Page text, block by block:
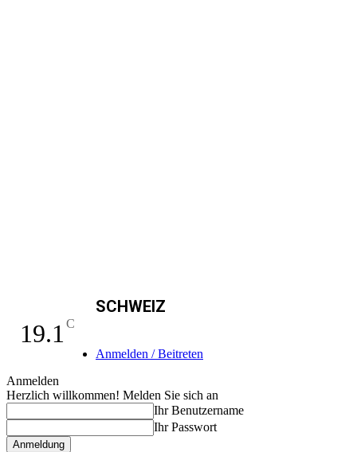
19.1 C
SCHWEIZ
Anmelden / Beitreten
Anmelden
Herzlich willkommen! Melden Sie sich an
Ihr Benutzername
Ihr Passwort